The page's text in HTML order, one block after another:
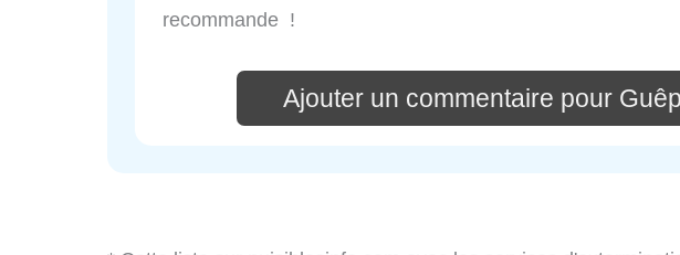
recommande !
Ajouter un commentaire pour